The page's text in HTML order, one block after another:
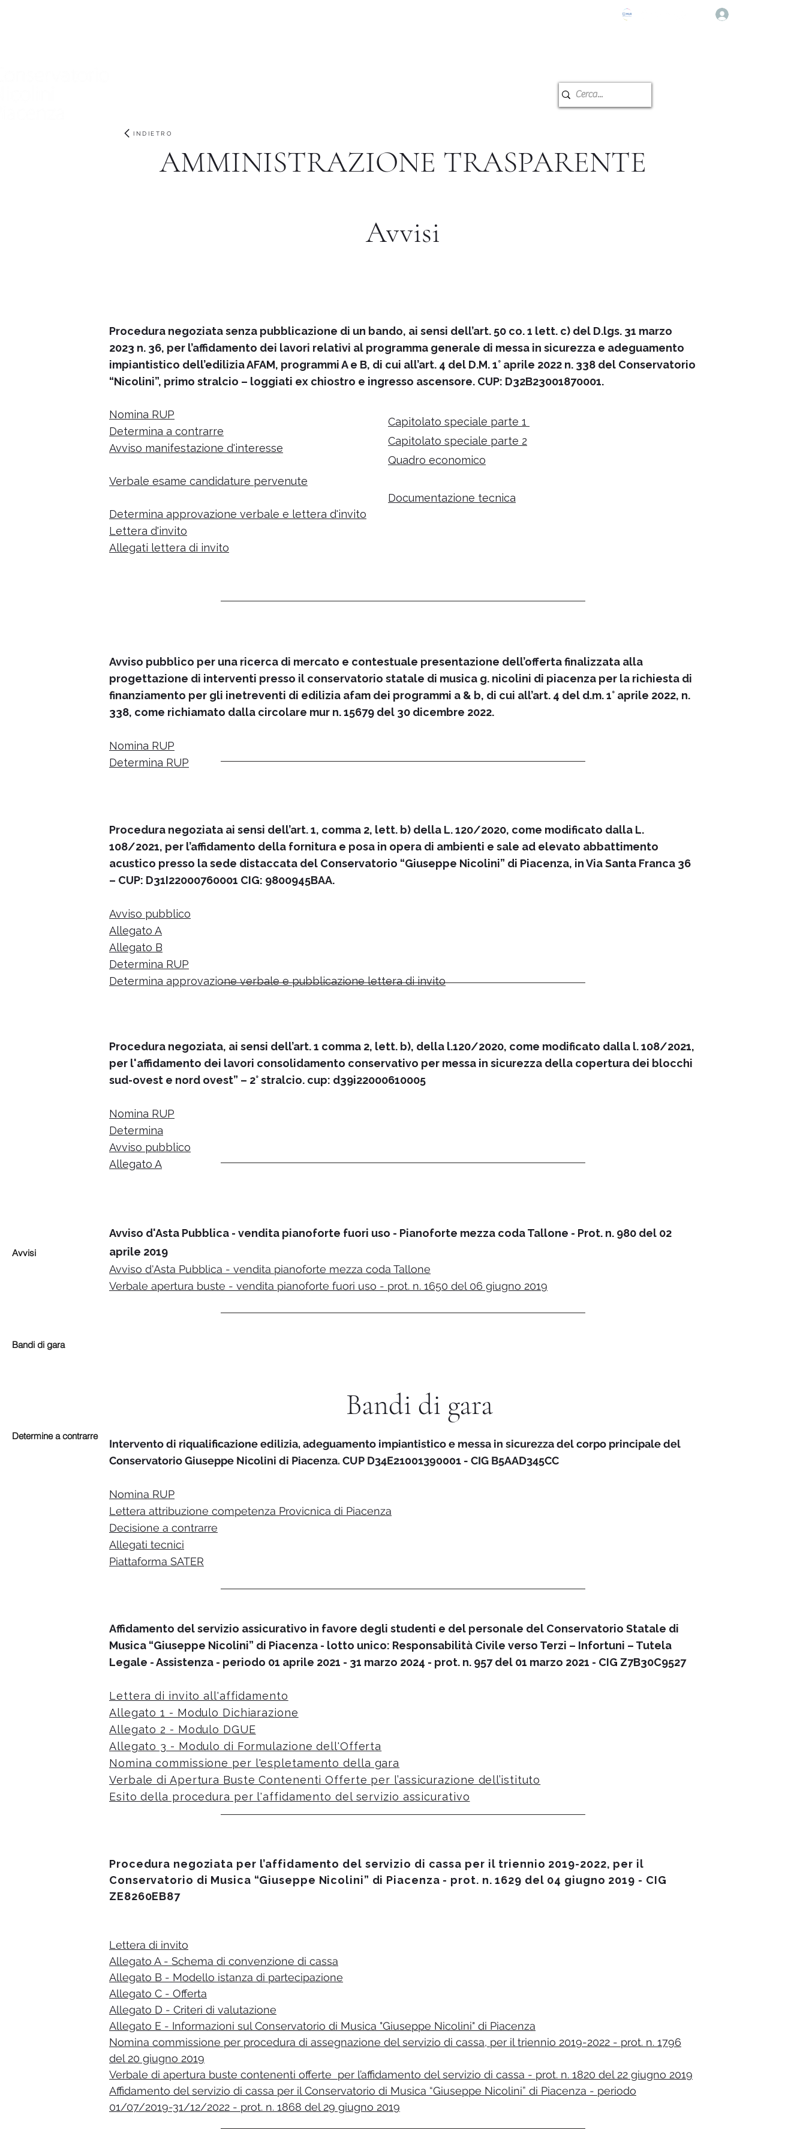
Avvisi
Bandi di gara
Determine a contrarre
INDIETRO
AMMINISTRAZIONE TRASPARENTE
Avvisi
Procedura negoziata senza pubblicazione di un bando, ai sensi dell’art. 50 co. 1 lett. c) del D.lgs. 31 marzo
2023 n. 36, per l’affidamento dei lavori relativi al programma generale di messa in sicurezza e adeguamento
impiantistico dell’edilizia AFAM, programmi A e B, di cui all’art. 4 del D.M. 1° aprile 2022 n. 338 del Conservatorio
“Nicolini”, primo stralcio – loggiati ex chiostro e ingresso ascensore. CUP: D32B23001870001.
Nomina RUP
Determina a contrarre
Avviso manifestazione d'interesse
Verbale esame candidature pervenute
Determina approvazione verbale e lettera d'invito
Lettera d'invito
Allegati lettera di invito
Avviso pubblico per una ricerca di mercato e contestuale presentazione dell’offerta finalizzata alla
progettazione di interventi presso il conservatorio statale di musica g. nicolini di piacenza per la richiesta di
finanziamento per gli inetreventi di edilizia afam dei programmi a & b, di cui all’art. 4 del d.m. 1° aprile 2022, n.
338, come richiamato dalla circolare mur n. 15679 del 30 dicembre 2022.
Nomina RUP
Determina RUP
Procedura negoziata ai sensi dell’art. 1, comma 2, lett. b) della L. 120/2020, come modificato dalla L.
108/2021, per l’affidamento della fornitura e posa in opera di ambienti e sale ad elevato abbattimento
acustico presso la sede distaccata del Conservatorio “Giuseppe Nicolini” di Piacenza, in Via Santa Franca 36
– CUP: D31I22000760001 CIG: 9800945BAA.
Avviso pubblico
Allegato A
Allegato B
Determina RUP
Determina approvazione verbale e pubblicazione lettera di invito
Procedura negoziata, ai sensi dell’art. 1 comma 2, lett. b), della l.120/2020, come modificato dalla l. 108/2021,
per l'affidamento dei lavori consolidamento conservativo per messa in sicurezza della copertura dei blocchi
sud-ovest e nord ovest” – 2° stralcio. cup: d39i22000610005
Nomina RUP
Determina
Avviso pubblico
Allegato A
Avviso d'Asta Pubblica - vendita pianoforte fuori uso - Pianoforte mezza coda Tallone - Prot. n. 980 del 02
aprile 2019
Avviso d'Asta Pubblica - vendita pianoforte mezza coda Tallone
Verbale apertura buste - vendita pianoforte fuori uso - prot. n. 1650 del 06 giugno 2019
Bandi di gara
Intervento di riqualificazione edilizia, adeguamento impiantistico e messa in sicurezza del corpo principale del
Conservatorio Giuseppe Nicolini di Piacenza. CUP D34E21001390001 - CIG B5AAD345CC
Nomina RUP
Lettera attribuzione competenza Provicnica di Piacenza
Decisione a contrarre
Allegati tecnici
Piattaforma SATER
Affidamento del servizio assicurativo in favore degli studenti e del personale del Conservatorio Statale di
Musica “Giuseppe Nicolini” di Piacenza - lotto unico: Responsabilità Civile verso Terzi – Infortuni – Tutela
Legale - Assistenza - periodo 01 aprile 2021 - 31 marzo 2024 - prot. n. 957 del 01 marzo 2021 - CIG Z7B30C9527
Lettera di invito all'affidamento
Allegato 1 - Modulo Dichiarazione
Allegato 2 - Modulo DGUE
Allegato 3 - Modulo di Formulazione dell'Offerta
Nomina commissione per l'espletamento della gara
Verbale di Apertura Buste Contenenti Offerte per l’assicurazione dell’istituto
Esito della procedura per l'affidamento del servizio assicurativo
Procedura negoziata per l’affidamento del servizio di cassa per il triennio 2019-2022, per il
Conservatorio di Musica “Giuseppe Nicolini” di Piacenza - prot. n. 1629 del 04 giugno 2019 - CIG
ZE8260EB87
Lettera di invito
Allegato A - Schema di convenzione di cassa
Allegato B - Modello istanza di partecipazione
Allegato C - Offerta
Allegato D - Criteri di valutazione
Allegato E - Informazioni sul Conservatorio di Musica "Giuseppe Nicolini" di Piacenza
Nomina commissione per procedura di assegnazione del servizio di cassa, per il triennio 2019-2022 - prot. n. 1796
del 20 giugno 2019
Verbale di apertura buste contenenti offerte per l’affidamento del servizio di cassa - prot. n. 1820 del 22 giugno 2019
Affidamento del servizio di cassa per il Conservatorio di Musica “Giuseppe Nicolini” di Piacenza - periodo
01/07/2019-31/12/2022 - prot. n. 1868 del 29 giugno 2019
Capitolato speciale parte 1
Capitolato speciale parte 2
Quadro economico
Documentazione tecnica